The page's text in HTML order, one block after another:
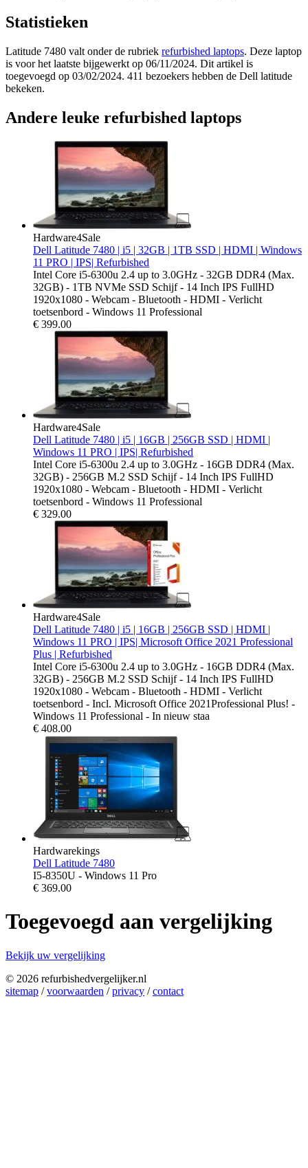
Statistieken
Latitude 7480 valt onder de rubriek refurbished laptops. Deze laptop
is voor het laatste bijgewerkt op 06/11/2024. Dit artikel is
toegevoegd op 03/02/2024. 411 bezoekers hebben de Dell latitude
bekeken.
Andere leuke refurbished laptops
Hardware4Sale
Dell Latitude 7480 | i5 | 32GB | 1TB SSD | HDMI | Windows
11 PRO | IPS| Refurbished
Intel Core i5-6300u 2.4 up to 3.0GHz - 32GB DDR4 (Max.
32GB) - 1TB NVMe SSD Schijf - 14 Inch IPS FullHD
1920x1080 - Webcam - Bluetooth - HDMI - Verlicht
toetsenbord - Windows 11 Professional
€ 399.00
Hardware4Sale
Dell Latitude 7480 | i5 | 16GB | 256GB SSD | HDMI |
Windows 11 PRO | IPS| Refurbished
Intel Core i5-6300u 2.4 up to 3.0GHz - 16GB DDR4 (Max.
32GB) - 256GB M.2 SSD Schijf - 14 Inch IPS FullHD
1920x1080 - Webcam - Bluetooth - HDMI - Verlicht
toetsenbord - Windows 11 Professional
€ 329.00
Hardware4Sale
Dell Latitude 7480 | i5 | 16GB | 256GB SSD | HDMI |
Windows 11 PRO | IPS| Microsoft Office 2021 Professional
Plus | Refurbished
Intel Core i5-6300u 2.4 up to 3.0GHz - 16GB DDR4 (Max.
32GB) - 256GB M.2 SSD Schijf - 14 Inch IPS FullHD
1920x1080 - Webcam - Bluetooth - HDMI - Verlicht
toetsenbord - Incl. Microsoft Office 2021Professional Plus! -
Windows 11 Professional - In nieuw staa
€ 408.00
Hardwarekings
Dell Latitude 7480
I5-8350U - Windows 11 Pro
€ 369.00
Toegevoegd aan vergelijking
Bekijk uw vergelijking
© 2026 refurbishedvergelijker.nl
sitemap /voorwaarden /privacy /contact